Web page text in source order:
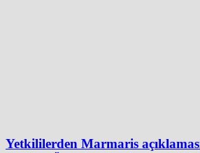
Yetkililerden Marmaris